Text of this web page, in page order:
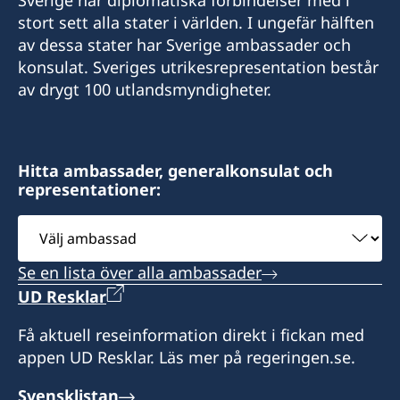
E-post:
honoraryconsulateswedenhcmc@gmail.com
Honorary Consulate General of Sweden
Besökstider (endast tidsbokning):
Måndag- fredag kl. 10:00-11:30
Tisdag - torsdag kl. 13:30-15:30
Telefontid:
Måndag, torsdag och fredag kl. 10:00-11:30
Måndag: 13:30-15:30
Konsulatet tar emot och hanterar konsulära
stort sett alla stater i världen. I ungefär hälften
av dessa stater har Sverige ambassader och
konsulat. Sveriges utrikesrepresentation består
av drygt 100 utlandsmyndigheter.
Hitta ambassader, generalkonsulat och
representationer:
Välj
ambassad
Se en lista över alla ambassader
UD Resklar
Få aktuell reseinformation direkt i fickan med
appen UD Resklar. Läs mer på regeringen.se.
Svensklistan